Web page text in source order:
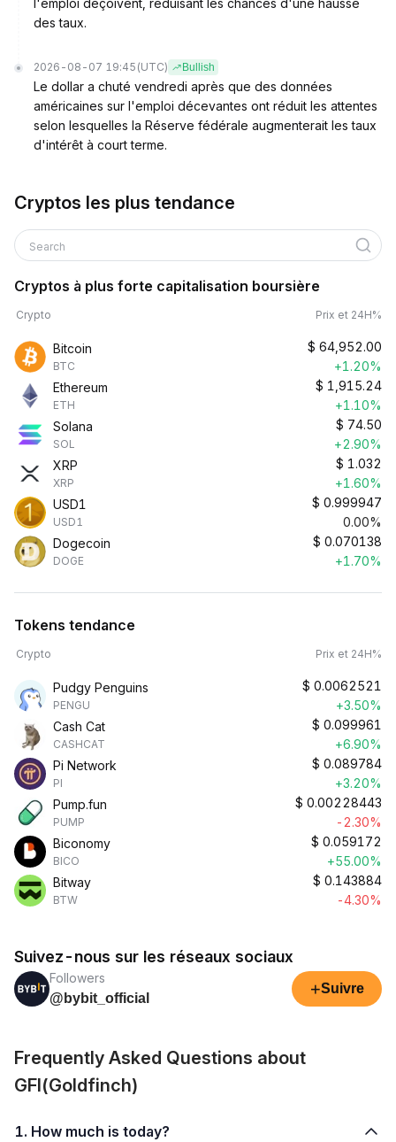
l'emploi déçoivent, réduisant les chances d'une hausse
des taux.
2026-08-07 19:45 (UTC) Bullish
Le dollar a chuté vendredi après que des données
américaines sur l'emploi décevantes ont réduit les attentes
selon lesquelles la Réserve fédérale augmenterait les taux
d'intérêt à court terme.
Cryptos les plus tendance
Search
Cryptos à plus forte capitalisation boursière
Crypto Prix et 24H%
Bitcoin
BTC
$ 64,952.00
+1.20%
Ethereum
ETH
$ 1,915.24
+1.10%
Solana
SOL
$ 74.50
+2.90%
XRP
XRP
$ 1.032
+1.60%
USD1
USD1
$ 0.999947
0.00%
Dogecoin
DOGE
$ 0.070138
+1.70%
Tokens tendance
Crypto Prix et 24H%
Pudgy Penguins
PENGU
$ 0.0062521
+3.50%
Cash Cat
CASHCAT
$ 0.099961
+6.90%
Pi Network
PI
$ 0.089784
+3.20%
Pump.fun
PUMP
$ 0.00228443
-2.30%
Biconomy
BICO
$ 0.059172
+55.00%
Bitway
BTW
$ 0.143884
-4.30%
Suivez-nous sur les réseaux sociaux
Followers
@bybit_official
+Suivre
Frequently Asked Questions about
GFI(Goldfinch)
1. How much is today?